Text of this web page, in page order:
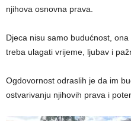
njihova osnovna prava.
Djeca nisu samo budućnost,
treba ulagati vrijeme, ljubav i
Ogdovornost odraslih je da im
ostvarivanju njihovih prava i